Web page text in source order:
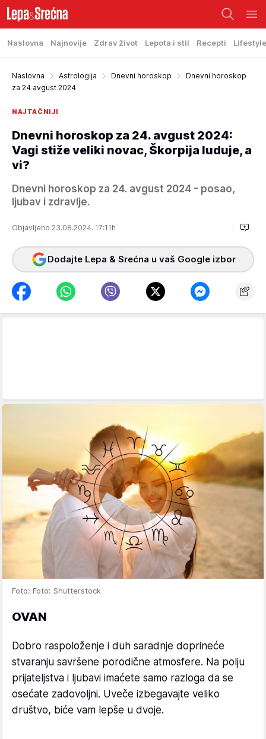
Naslovna Najnovije Zdrav život Lepota i stil Recepti Lifestyle
Naslovna Astrologija Dnevni horoskop
Dnevni horoskop
za 24 avgust 2024
NAJTAČNIJI
Dnevni horoskop za 24. avgust 2024:
Vagi stiže veliki novac, Škorpija luduje, a
vi?
Dnevni horoskop za 24. avgust 2024 - posao,
ljubav i zdravlje.
Objavljeno 23.08.2024. 17:11h
Dodajte Lepa & Srećna u vaš Google izbor
Foto: Foto: Shutterstock
OVAN
Dobro raspoloženje i duh saradnje doprineće
stvaranju savršene porodične atmosfere. Na polju
prijateljstva i ljubavi imaćete samo razloga da se
osećate zadovoljni. Uveče izbegavajte veliko
društvo, biće vam lepše u dvoje.